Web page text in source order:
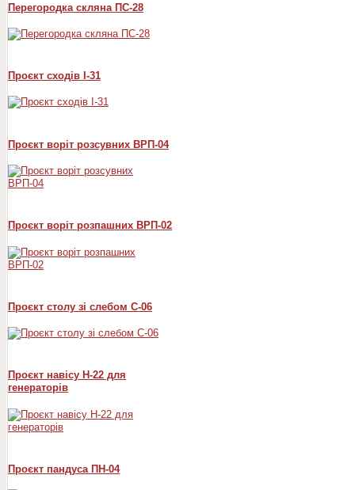
Перегородка скляна ПС-28
Проєкт сходів I-31
Проєкт воріт розсувних ВРП-04
Проєкт воріт розпашних ВРП-02
Проєкт столу зі слебом С-06
Проєкт навісу Н-22 для
генераторів
Проєкт пандуса ПН-04